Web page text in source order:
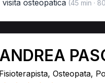
visita osteopatica(45 min ·
Osteopata,